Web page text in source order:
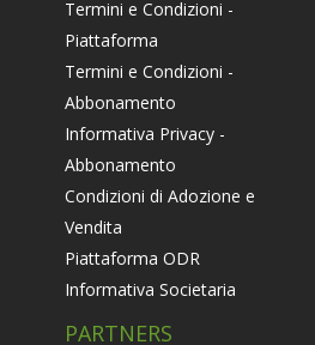
Termini e Condizioni -
Piattaforma
Termini e Condizioni -
Abbonamento
Informativa Privacy -
Abbonamento
Condizioni di Adozione e
Vendita
Piattaforma ODR
Informativa Societaria
PARTNERS